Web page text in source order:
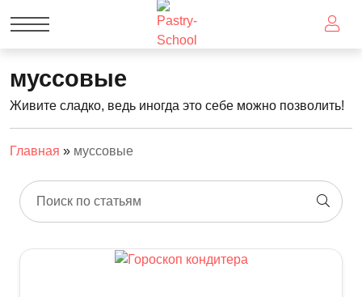
муссовые
Живите сладко, ведь иногда это себе можно позволить!
Главная » муссовые
Поиск по статьям